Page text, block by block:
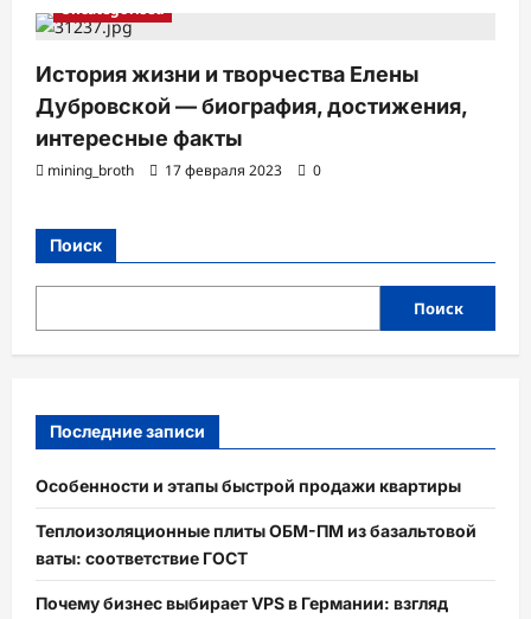
Uncategorised
История жизни и творчества Елены
Дубровской — биография, достижения,
интересные факты
mining_broth 17 февраля 2023 0
Поиск
Поиск
Последние записи
Особенности и этапы быстрой продажи квартиры
Теплоизоляционные плиты ОБМ-ПМ из базальтовой
ваты: соответствие ГОСТ
Почему бизнес выбирает VPS в Германии: взгляд